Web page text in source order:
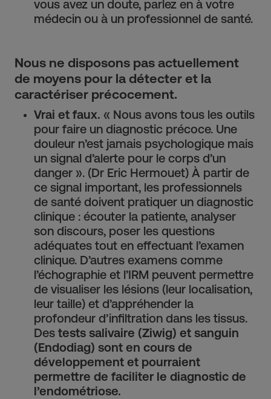
vous avez un doute, parlez en à votre
médecin ou à un professionnel de santé.
Nous ne disposons pas actuellement
de moyens pour la détecter et la
caractériser précocement.
Vrai et faux. « Nous avons tous les outils
pour faire un diagnostic précoce. Une
douleur n’est jamais psychologique mais
un signal d’alerte pour le corps d’un
danger ». (Dr Eric Hermouet) À partir de
ce signal important, les professionnels
de santé doivent pratiquer un diagnostic
clinique : écouter la patiente, analyser
son discours, poser les questions
adéquates tout en effectuant l’examen
clinique. D’autres examens comme
l’échographie et l’IRM peuvent permettre
de visualiser les lésions (leur localisation,
leur taille) et d’appréhender la
profondeur d’infiltration dans les tissus.
Des tests salivaire (Ziwig) et sanguin
(Endodiag) sont en cours de
développement et pourraient
permettre de faciliter le diagnostic de
l’endométriose.